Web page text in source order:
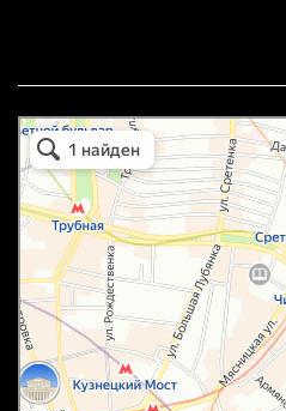
маркетплейс охотный ряд в Москве
Москва